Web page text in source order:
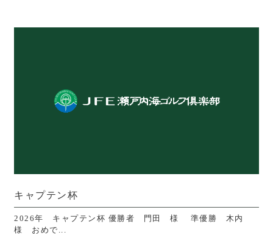
キャプテン杯
2026年 キャプテン杯 優勝者 門田 様 準優勝 木内
様 おめで...